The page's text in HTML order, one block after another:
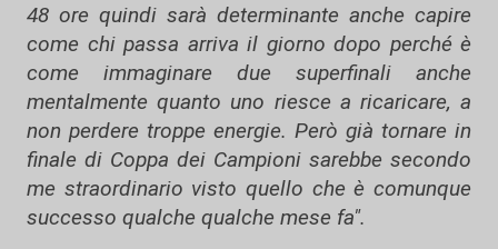
48 ore quindi sarà determinante anche capire
come chi passa arriva il giorno dopo perché è
come immaginare due superfinali anche
mentalmente quanto uno riesce a ricaricare, a
non perdere troppe energie. Però già tornare in
finale di Coppa dei Campioni sarebbe secondo
me straordinario visto quello che è comunque
successo qualche qualche mese fa".